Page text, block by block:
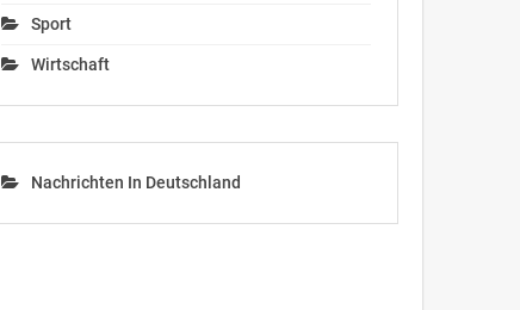
Sport
Wirtschaft
Nachrichten In Deutschland